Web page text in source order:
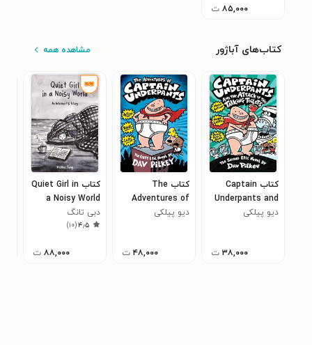
۸۵,۰۰۰ ت
کتاب‌های آباژور مشاهده همه
کتاب Captain
Underpants and
the Attack of
دیو پیلکی
۳۸,۰۰۰ ت
کتاب The
Adventures of
Captain
دیو پیلکی
۴۸,۰۰۰ ت
کتاب Quiet Girl in
a Noisy World
دبی تانگ
۴٫۵(۱۰)
۸۸,۰۰۰ ت